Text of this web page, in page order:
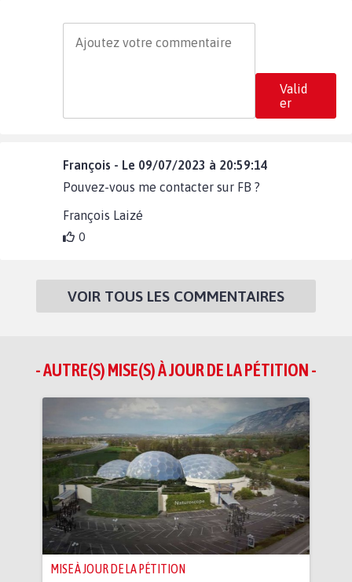
Valid
er
François - Le 09/07/2023 à 20:59:14
Pouvez-vous me contacter sur FB ?
François Laizé
0
VOIR TOUS LES COMMENTAIRES
- AUTRE(S) MISE(S) À JOUR DE LA PÉTITION -
MISE À JOUR DE LA PÉTITION